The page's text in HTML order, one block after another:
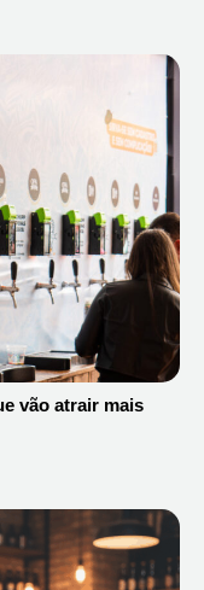
vão atrair mais